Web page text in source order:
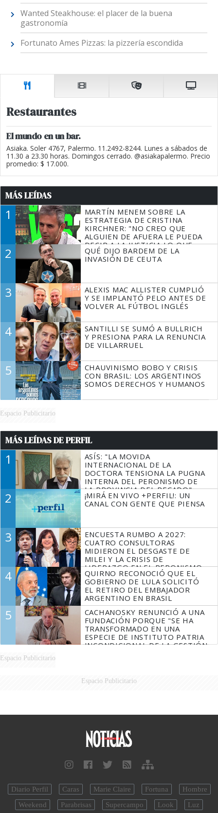
Wanted Steakhouse: el placer de la buena
gastronomía
Fortunato Ames Pizzas: la pizzería escondida
Restaurantes
El mundo en un bar.
Asiaka. Soler 4767, Palermo. 11.2492-8244. Lunes a sábados de
11.30 a 23.30 horas. Domingos cerrado. @asiakapalermo. Precio
promedio: $ 17.000.
MÁS LEÍDAS
1
MARTÍN MENEM SOBRE LA
ESTRATEGIA DE CRISTINA
KIRCHNER: "NO CREO QUE
ALGUIEN DE AFUERA LE PUEDA
DECIR A LA JUSTICIA LO QUE
TIENE QUE HACER"
2
QUÉ DIJO BARDEM DE LA
INVASIÓN DE CEUTA
3
ALEXIS MAC ALLISTER CUMPLIÓ
Y SE IMPLANTÓ PELO ANTES DE
VOLVER AL FÚTBOL INGLÉS
4
SANTILLI SE SUMÓ A BULLRICH
Y PRESIONA PARA LA RENUNCIA
DE VILLARRUEL
5
CHAUVINISMO BOBO Y CRISIS
CON BRASIL: LOS ARGENTINOS
SOMOS DERECHOS Y HUMANOS
Espacio Publicitario
MÁS LEÍDAS DE PERFIL
1
ASÍS: "LA MOVIDA
INTERNACIONAL DE LA
DOCTORA TENSIONA LA PUGNA
INTERNA DEL PERONISMO DE
LA PROVINCIA DEL PECADO"
2
¡MIRÁ EN VIVO +PERFIL!: UN
CANAL CON GENTE QUE PIENSA
3
ENCUESTA RUMBO A 2027:
CUATRO CONSULTORAS
MIDIERON EL DESGASTE DE
MILEI Y LA CRISIS DE
LIDERAZGO EN EL PERONISMO
4
QUIRNO RECONOCIÓ QUE EL
GOBIERNO DE LULA SOLICITÓ
EL RETIRO DEL EMBAJADOR
ARGENTINO EN BRASIL
5
CACHANOSKY RENUNCIÓ A UNA
FUNDACIÓN PORQUE "SE HA
TRANSFORMADO EN UNA
ESPECIE DE INSTITUTO PATRIA
INCONDICIONAL DE LA GESTIÓN
Espacio Publicitario
Espacio Publicitario
Diario Perfil Caras Marie Claire Fortuna
Hombre
Weekend
Parabrisas Supercampo Look Luz